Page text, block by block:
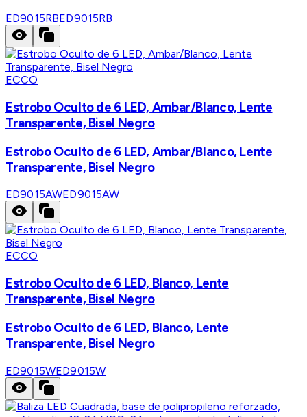
ED9015RBED9015RB
ECCO
Estrobo Oculto de 6 LED, Ambar/Blanco, Lente
Transparente, Bisel Negro
Estrobo Oculto de 6 LED, Ambar/Blanco, Lente
Transparente, Bisel Negro
ED9015AWED9015AW
ECCO
Estrobo Oculto de 6 LED, Blanco, Lente
Transparente, Bisel Negro
Estrobo Oculto de 6 LED, Blanco, Lente
Transparente, Bisel Negro
ED9015WED9015W